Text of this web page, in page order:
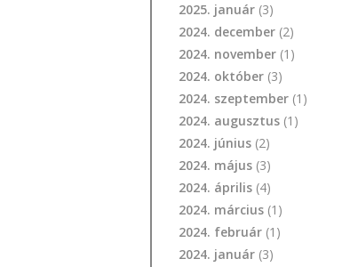
2025. január (3)
2024. december (2)
2024. november (1)
2024. október (3)
2024. szeptember (1)
2024. augusztus (1)
2024. június (2)
2024. május (3)
2024. április (4)
2024. március (1)
2024. február (1)
2024. január (3)